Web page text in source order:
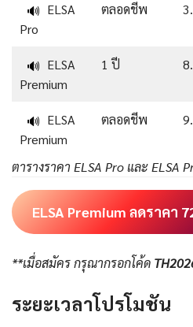
🔊 ELSA
Pro
ตลอดชีพ
🔊 ELSA
Premium
1 ปี
🔊 ELSA
Premium
ตลอดชีพ
ตารางราคา ELSA Pro และ ELSA
ELSA Premium ลดราคา
**เมื่อสมัคร กรุณากรอกโค้ด
ระยะเวลาโปรโมชัน